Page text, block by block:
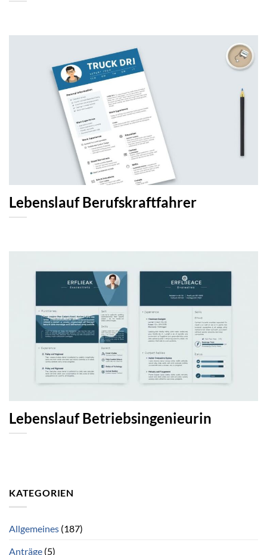
Lebenslauf Berufskraftfahrer
Lebenslauf Betriebsingenieurin
KATEGORIEN
Allgemeines (187)
Anträge (5)